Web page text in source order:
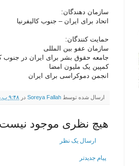
سازمان دهندگان:
اتحاد برای ایران – جنوب کالیفرنیا
حمایت کنندگان:
سازمان عفو بین المللی
جامعه حقوق بشر برای ایران در جنوب
کمپین یک ملیون امضا
انجمن دموکراسی برای ایران
ارسال شده توسط Soreya Fallah در ۹:۴۸ ب.ظ.
هیچ نظری موجود
ارسال یک نظر
پیام جدیدتر